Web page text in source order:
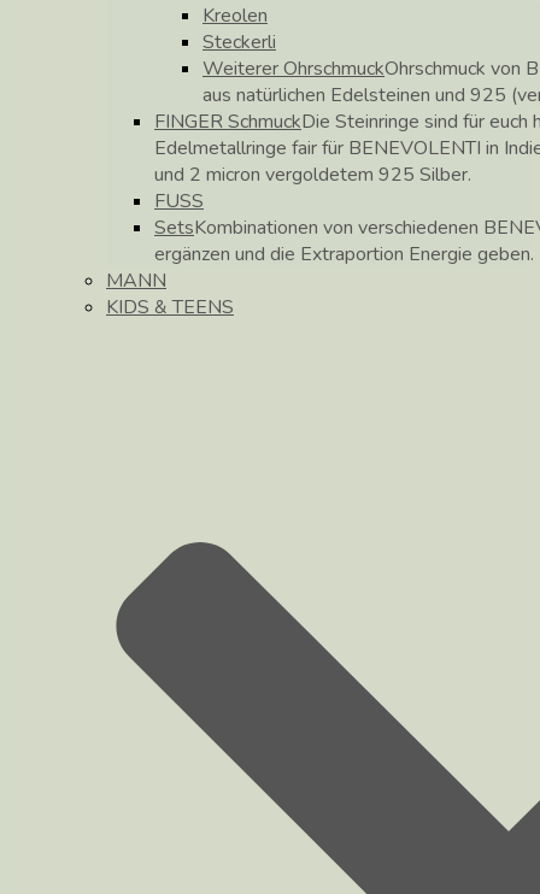
Kreolen
Steckerli
Weiterer OhrschmuckOhrschmuck von
aus natürlichen Edelsteinen und 925
FINGER SchmuckDie Steinringe sind für
Edelmetallringe fair für BENEVOLENTI in
und 2 micron vergoldetem 925 Silber.
FUSS
SetsKombinationen von verschiedenen
ergänzen und die Extraportion Energie geben.
MANN
KIDS & TEENS